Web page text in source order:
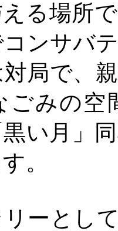
る場所
ンサバ
局で、
ごみの空
い月」
。
ーとし